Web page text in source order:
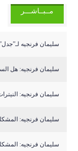
مــبــاشـــر
سليمان فرنجيه
سليمان فرنجيه: هل
سليمان فرنجيه:
سليمان فرنجيه:
سليمان فرنجيه: